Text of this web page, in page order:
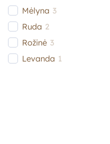
Mėlyna 3
Ruda 2
Rožinė 3
Levanda 1